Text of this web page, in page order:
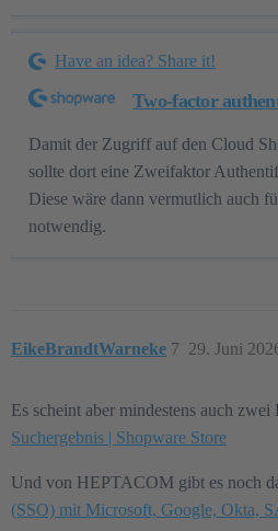
Have an idea? Share it!
Two-factor
Damit der Zugriff auf den Cloud
sollte dort eine Zweifaktor
Diese wäre dann vermutlich auch
notwendig.
EikeBrandtWarneke 29. Juni
7
Es scheint aber mindestens auch
Suchergebnis | Shopware Store
Und von HEPTACOM gibt es noch
(SSO) mit Microsoft, Google, Okta,